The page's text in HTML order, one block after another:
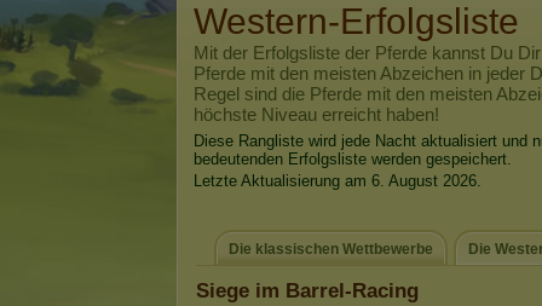
Western-Erfolgsliste
Mit der Erfolgsliste der Pferde kannst Du
Pferde mit den meisten Abzeichen in jeder
Regel sind die Pferde mit den meisten
höchste Niveau erreicht haben!
Diese Rangliste wird jede Nacht aktualisiert und
bedeutenden Erfolgsliste werden gespeichert.
Letzte Aktualisierung am 6. August 2026.
Die klassischen Wettbewerbe Die
Siege im Barrel-Racing